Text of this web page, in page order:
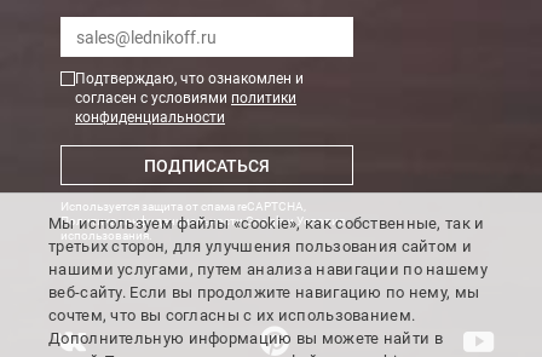
Подтверждаю, что ознакомлен и
согласен с условиями политики
конфиденциальности
ПОДПИСАТЬСЯ
Используется защита от спама reCAPTCHA,
Политика конфиденциальности GoogleиУсловия
использования
Мы используем файлы «cookie», как собственные, так и
третьих сторон, для улучшения пользования сайтом и
нашими услугами, путем анализа навигации по нашему
веб-сайту. Если вы продолжите навигацию по нему, мы
сочтем, что вы согласны с их использованием.
Дополнительную информацию вы можете найти в